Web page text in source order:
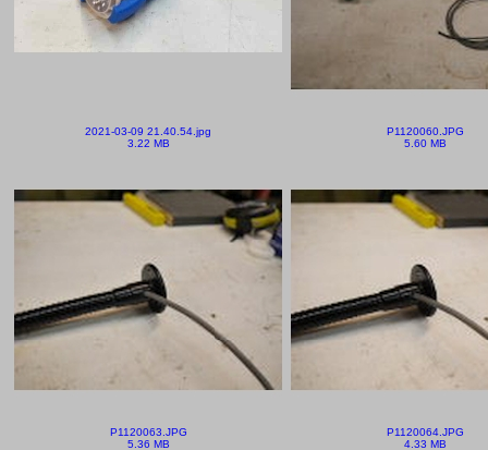
2021-03-09 21.40.54.jpg
3.22 MB
P1120060.JPG
5.60 MB
P1120063.JPG
5.36 MB
P1120064.JPG
4.33 MB